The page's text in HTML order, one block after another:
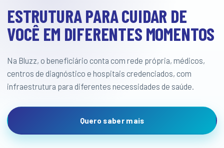
ESTRUTURA PARA CUIDAR DE
VOCÊ EM DIFERENTES MOMENTOS
Na Bluzz, o beneficiário conta com rede própria, médicos,
centros de diagnóstico e hospitais credenciados, com
infraestrutura para diferentes necessidades de saúde.
Quero saber mais